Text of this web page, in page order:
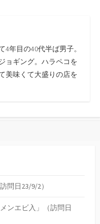
年目の40代半ば男子。
ョギング。ハラペコを
美味くて大盛りの店を
問日23/9/2）
ンエビ入」（訪問日